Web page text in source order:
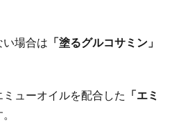
い場合は 「塗るグルコサミン」
ューオイルを配合した 「エミ